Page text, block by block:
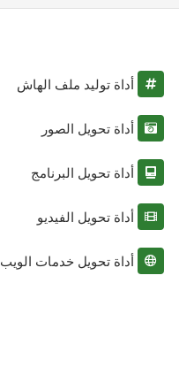
أداة توليد ملف الهاش
أداة تحويل الصور
أداة تحويل البرنامج
أداة تحويل الفيديو
أداة تحويل خدمات الويب